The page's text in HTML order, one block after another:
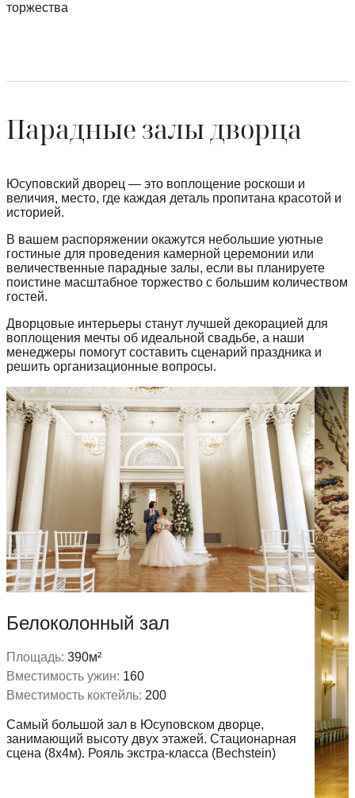
торжества
Парадные залы дворца
Юсуповский дворец — это воплощение роскоши и
величия, место, где каждая деталь пропитана красотой и
историей.
В вашем распоряжении окажутся небольшие уютные
гостиные для проведения камерной церемонии или
величественные парадные залы, если вы планируете
поистине масштабное торжество с большим количеством
гостей.
Дворцовые интерьеры станут лучшей декорацией для
воплощения мечты об идеальной свадьбе, а наши
менеджеры помогут составить сценарий праздника и
решить организационные вопросы.
Белоколонный зал
Площадь: 390м²
Вместимость ужин: 160
Вместимость коктейль: 200
Самый большой зал в Юсуповском дворце,
занимающий высоту двух этажей. Стационарная
сцена (8х4м). Рояль экстра-класса (Bechstein)